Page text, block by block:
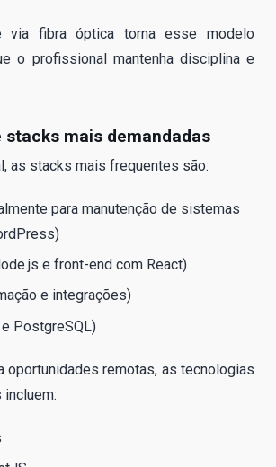
via fibra óptica torna esse modelo
o profissional mantenha disciplina e
stacks mais demandadas
as stacks mais frequentes são:
para manutenção de sistemas
e front-end com React)
e integrações)
PostgreSQL)
oportunidades remotas, as tecnologias